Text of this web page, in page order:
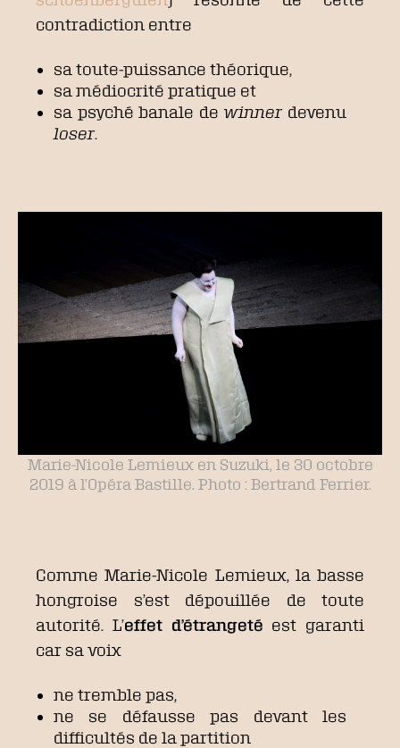
contradiction entre
sa toute-puissance théorique,
sa médiocrité pratique et
sa psyché banale de winnerdevenu
loser.
Marie-Nicole Lemieux en Suzuki, le 30 octobre
2019 à l’Opéra Bastille. Photo : Bertrand Ferrier.
Comme Marie-Nicole Lemieux, la basse
hongroise s’est dépouillée de toute
autorité. L’effet d’étrangeté est garanti
car sa voix
ne tremble pas,
ne se défausse pas devant les
difficultés de la partition